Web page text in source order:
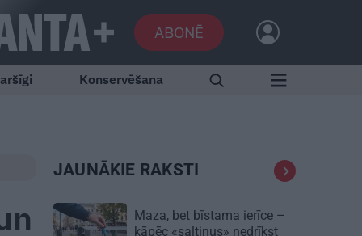
ABONĒ
Konservēšana
JAUNĀKIE RAKSTI
Maza, bet bīstama ierīce –
kāpēc «saltiņus» nedrīkst